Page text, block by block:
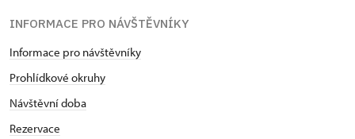
INFORMACE PRO NÁVŠTĚVNÍKY
Informace pro návštěvníky
Prohlídkové okruhy
Návštěvní doba
Rezervace